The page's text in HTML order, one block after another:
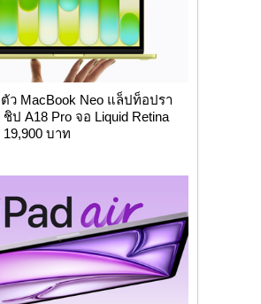
ว MacBook Neo แล็ปท็อปรา
ป A18 Pro จอ Liquid Retina
19,900 บาท